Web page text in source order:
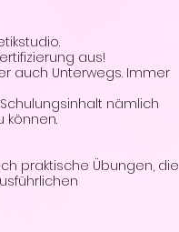
aus!
auch Unterwegs. Immer
nämlich
können.
praktische Übungen, die